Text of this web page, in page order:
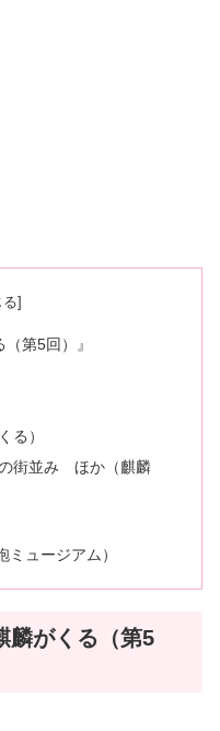
第5回）』
る）
の街並み ほか（麒麟
ュージアム）
がくる（第5